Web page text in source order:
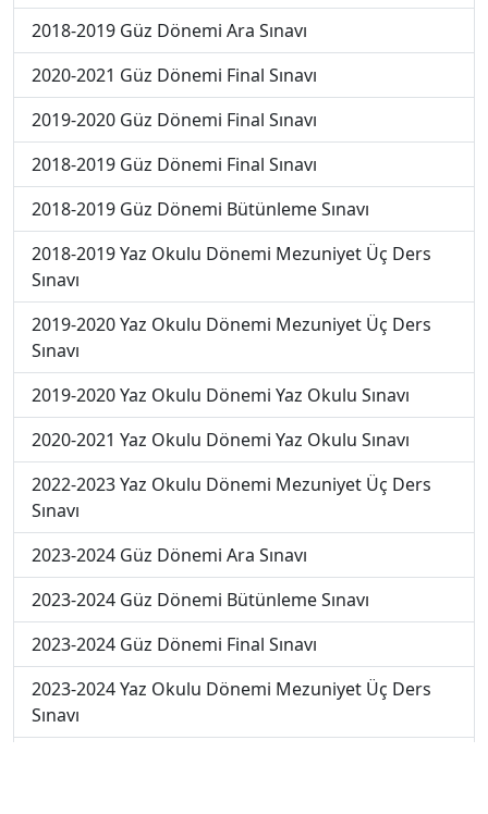
2018-2019 Güz Dönemi Ara Sınavı
2020-2021 Güz Dönemi Final Sınavı
2019-2020 Güz Dönemi Final Sınavı
2018-2019 Güz Dönemi Final Sınavı
2018-2019 Güz Dönemi Bütünleme Sınavı
2018-2019 Yaz Okulu Dönemi Mezuniyet Üç Ders
Sınavı
2019-2020 Yaz Okulu Dönemi Mezuniyet Üç Ders
Sınavı
2019-2020 Yaz Okulu Dönemi Yaz Okulu Sınavı
2020-2021 Yaz Okulu Dönemi Yaz Okulu Sınavı
2022-2023 Yaz Okulu Dönemi Mezuniyet Üç Ders
Sınavı
2023-2024 Güz Dönemi Ara Sınavı
2023-2024 Güz Dönemi Bütünleme Sınavı
2023-2024 Güz Dönemi Final Sınavı
2023-2024 Yaz Okulu Dönemi Mezuniyet Üç Ders
Sınavı